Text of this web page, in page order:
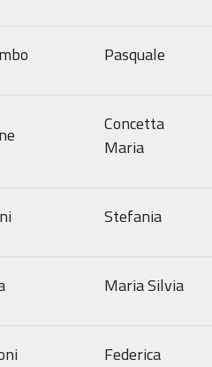
Pasquale
Concetta
Maria
Stefania
Maria Silvia
Federica